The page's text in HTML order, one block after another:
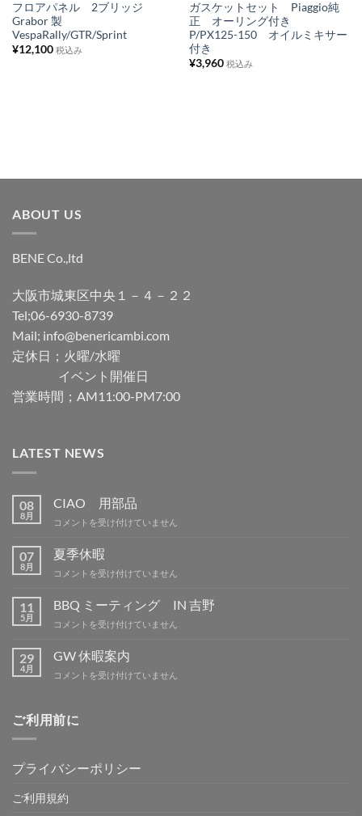
フロアパネル 2ブリッジ
Grabor 製
VespaRally/GTR/Sprint
¥12,100 税込み
に
ガスケットセット Piaggio純
正 オーリング付き
P/PX125-150 オイルミキサー
付き
¥3,960 税込み
ABOUT US
BENE Co.,ltd
大阪市城東区中央１－４－２２
Tel;06-6930-8739
Mail; info@benericambi.com
定休日；火曜/水曜
イベント開催日
営業時間；AM11:00-PM7:00
LATEST NEWS
08
8月
CIAO 用部品
CIAO
部
品
は
コメントを受け付けていません
07
8月
夏季休暇
夏
休
暇
は
コメントを受け付けていません
11
5月
BBQ ミーティング IN 吉野
BBQ
ー
テ
ィ
IN
コメントを受け付けていません
29
4月
GW 休暇案内
GW
案
内
コメントを受け付けていません
ご利用前に
プライバシーポリシー
ご利用規約